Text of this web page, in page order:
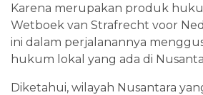
Karena merupakan produk
Wetboek van Strafrecht voor
ini dalam perjalanannya
hukum lokal yang ada di
Diketahui, wilayah Nusantara